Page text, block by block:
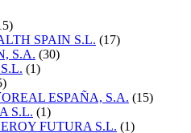
SPAIN S.L. (17)
S.A. (30)
(1)
ESPAÑA, S.A. (15)
S.L. (1)
FUTURA S.L. (1)